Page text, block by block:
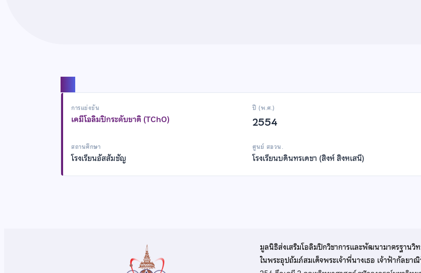
การแข่งขัน
เคมีโอลิมปิกระดับชาติ (TChO)
ปี (พ.ศ.)
2554
สถานศึกษา
โรงเรียนอัสสัมชัญ
ศูนย์ สอวน.
โรงเรียนบดินทรเดชา (สิงห์ สิงหเสนี)
มูลนิธิส่งเสริมโอลิมปิกวิชาการและพัฒนามาตรฐานวิ
ในพระอุปถัมภ์สมเด็จพระเจ้าพี่นางเธอ เจ้าฟ้ากัลย